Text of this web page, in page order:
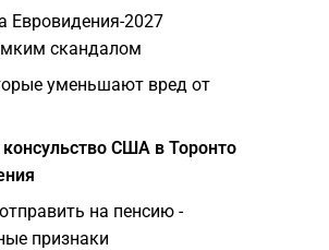
Евровидения-2027
скандалом
уменьшают вред от
США в Торонто
на пенсию -
признаки